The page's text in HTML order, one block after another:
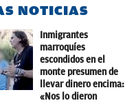
NOTICIAS
Inmigrantes
marroquíes
escondidos en el
monte presumen de
llevar dinero encima:
«Nos lo dieron